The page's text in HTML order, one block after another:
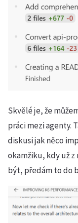
Skvělé je, že
práci mezi agenty.
diskusi jak něco
okamžiku, kdy už
být, předám to do